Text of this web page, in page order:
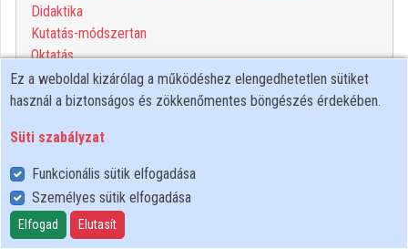
Didaktika
Kutatás-módszertan
Oktatás
Tanuláselmélet
01:38:53
Ez a weboldal kizárólag a működéshez elengedhetetlen sütiket
használ a biztonságos és zökkenőmentes böngészés érdekében.
Süti szabályzat
Funkcionális sütik elfogadása
Személyes sütik elfogadása
Elfogad Elutasít